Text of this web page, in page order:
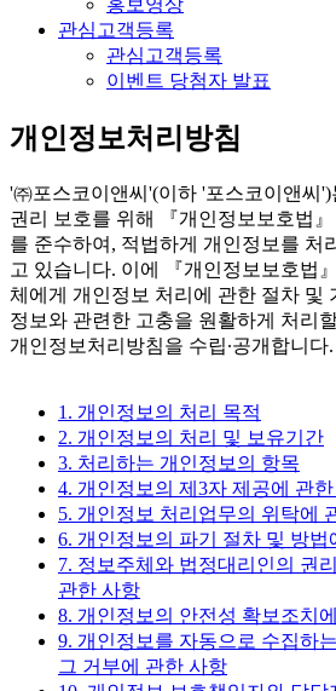
관심고객등록
관심고객등록
이벤트 당첨자 발표
개인정보처리방침
'㈜포스코이앤씨'(이하 '포스코이앤씨
권리 보호를 위해 『개인정보보호법
를 준수하여, 적법하게 개인정보를 처
고 있습니다. 이에 『개인정보보호법
체에게 개인정보 처리에 관한 절차 및
정보와 관련한 고충을 원활하게 처리
개인정보처리방침을 수립∙공개합니다.
1. 개인정보의 처리 목적
2. 개인정보의 처리 및 보유기간
3. 처리하는 개인정보의 항목
4. 개인정보의 제3자 제공에 관
5. 개인정보 처리업무의 위탁에
6. 개인정보의 파기 절차 및 방법
7. 정보주체와 법정대리인의 권
관한 사항
8. 개인정보의 안전성 확보조치
9. 개인정보를 자동으로 수집하
그 거부에 관한 사항